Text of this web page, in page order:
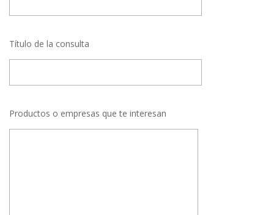
Título de la consulta
Productos o empresas que te interesan